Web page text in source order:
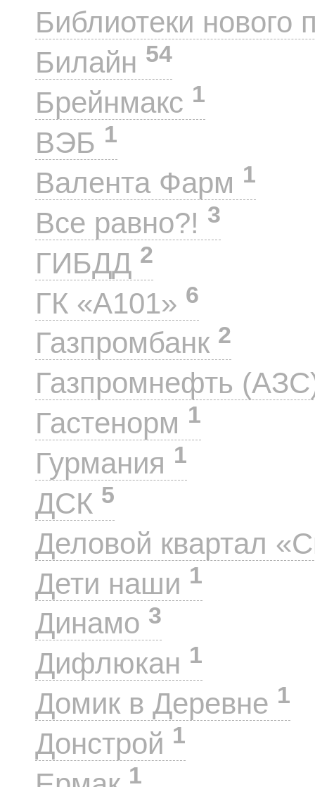
Библиотеки нового
Билайн 54
Брейнмакс 1
ВЭБ 1
Валента Фарм 1
Все равно?! 3
ГИБДД 2
ГК «А101» 6
Газпромбанк 2
Газпромнефть
Гастенорм 1
Гурмания 1
ДСК 5
Деловой квартал
Дети наши 1
Динамо 3
Дифлюкан 1
Домик в Деревне 1
Донстрой 1
1